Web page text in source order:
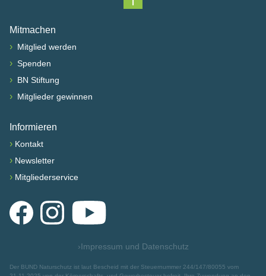
Nach oben scrollen
Mitmachen
› Mitglied werden
› Spenden
› BN Stiftung
› Mitglieder gewinnen
Informieren
› Kontakt
› Newsletter
› Mitgliederservice
FacebookInstagramYouTube
›Impressum und Datenschutz
Der BUND Naturschutz ist laut Bescheid mit der Steuernummer 244/147/80055 vom